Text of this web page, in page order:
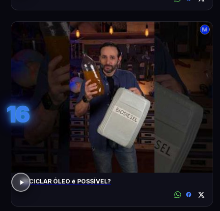
16
RECICLAR ÓLEO é POSSÍVEL?